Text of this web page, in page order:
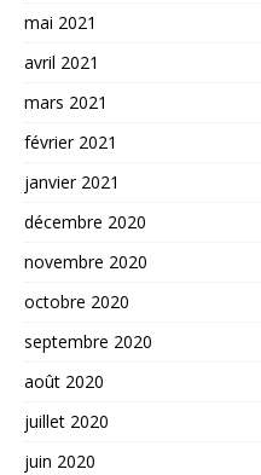
mai 2021
avril 2021
mars 2021
février 2021
janvier 2021
décembre 2020
novembre 2020
octobre 2020
septembre 2020
août 2020
juillet 2020
juin 2020